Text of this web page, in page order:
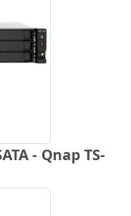
- Qnap TS-